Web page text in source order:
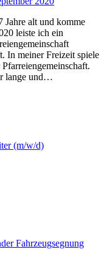
Jahre alt und komme
leiste ich ein
In meiner Freizeit spiele
lange und…
(m/w/d)
Fahrzeugsegnung